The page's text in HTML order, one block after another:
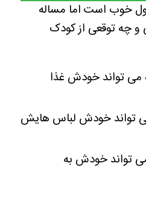
خوب است اما مساله
چه توقعی از کودک
می تواند خودش غذا
تواند خودش لباس هایش
تواند خودش به